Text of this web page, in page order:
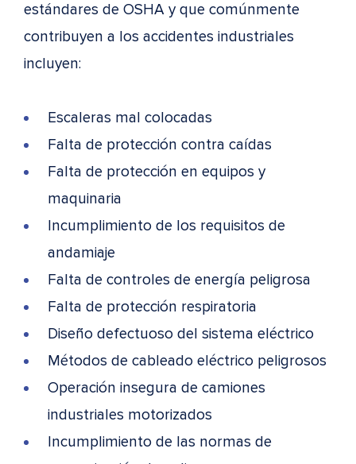
estándares de OSHA y que comúnmente
contribuyen a los accidentes industriales
incluyen:
Escaleras mal colocadas
Falta de protección contra caídas
Falta de protección en equipos y
maquinaria
Incumplimiento de los requisitos de
andamiaje
Falta de controles de energía peligrosa
Falta de protección respiratoria
Diseño defectuoso del sistema eléctrico
Métodos de cableado eléctrico peligrosos
Operación insegura de camiones
industriales motorizados
Incumplimiento de las normas de